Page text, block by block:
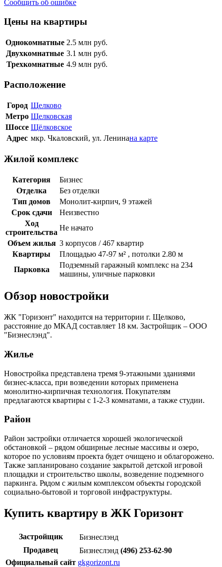
Сообщить об ошибке
Цены на квартиры
Однокомнатные 2.5 млн руб.
Двухкомнатные 3.1 млн руб.
Трехкомнатные 4.9 млн руб.
Расположение
Город Щелково
Метро Щелковская
Шоссе Щёлковское
Адрес мкр. Чкаловский, ул. Ленинана карте
Жилой комплекс
Категория
Бизнес
Отделка
Без отделки
Тип домов
Монолит-кирпич, 9 этажей
Срок сдачи
Неизвестно
Ход
строительства
Не начато
Объем жилья 3 корпусов / 467 квартир
Квартиры
Площадью 47-97 м² , потолки 2.80 м
Парковка
Подземный гаражный комплекс на 234
машины, уличные парковки
Обзор новостройки
ЖК "Горизонт" находится на территории г. Щелково,
расстояние до МКАД составляет 18 км. Застройщик – ООО
"Бизнеслэнд".
Жилье
Новостройка представлена тремя 9-этажными зданиями
бизнес-класса, при возведении которых применена
монолитно-кирпичная технология. Покупателям
предлагаются квартиры с 1-2-3 комнатами, а также студии.
Район
Район застройки отличается хорошей экологической
обстановкой – рядом обширные лесные массивы и озеро,
которое по условиям проекта будет очищено и облагорожено.
Также запланировано создание закрытой детской игровой
площадки и строительство школы, возведение подземного
паркинга. Рядом с жилым комплексом объекты городской
социально-бытовой и торговой инфраструктуры.
Купить квартиру в ЖК Горизонт
Застройщик
Бизнеслэнд
Продавец
Бизнеслэнд (496) 253-62-90
Официальный сайт gkgorizont.ru